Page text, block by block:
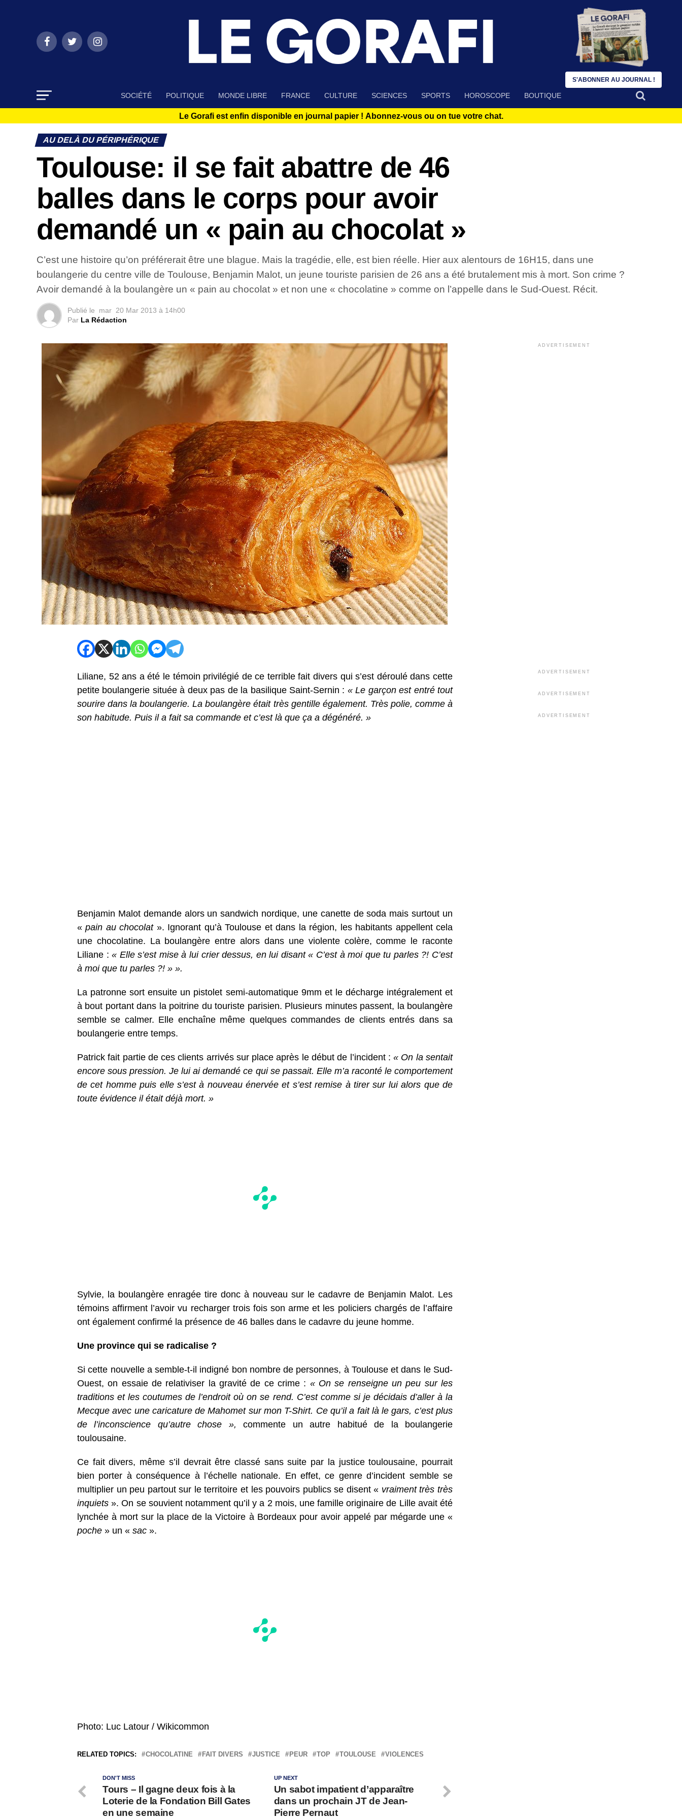
SOCIÉTÉ POLITIQUE MONDE LIBRE FRANCE CULTURE SCIENCES SPORTS HOROSCOPE BOUTIQUE
Le Gorafi est enfin disponible en journal papier ! Abonnez-vous ou on tue votre chat.
AU DELÀ DU PÉRIPHÉRIQUE
Toulouse: il se fait abattre de 46
balles dans le corps pour avoir
demandé un « pain au chocolat »
C’est une histoire qu’on préférerait être une blague. Mais la tragédie, elle, est bien réelle. Hier aux alentours de 16H15, dans une
boulangerie du centre ville de Toulouse, Benjamin Malot, un jeune touriste parisien de 26 ans a été brutalement mis à mort. Son crime ?
Avoir demandé à la boulangère un « pain au chocolat » et non une « chocolatine » comme on l’appelle dans le Sud-Ouest. Récit.
Publié le mar 20 Mar 2013 à 14h00
Par La Rédaction
Liliane, 52 ans a été le témoin privilégié de ce terrible fait divers qui s’est déroulé dans cette
petite boulangerie située à deux pas de la basilique Saint-Sernin : « Le garçon est entré tout
sourire dans la boulangerie. La boulangère était très gentille également. Très polie, comme à
son habitude. Puis il a fait sa commande et c’est là que ça a dégénéré. »
Benjamin Malot demande alors un sandwich nordique, une canette de soda mais surtout un
«pain au chocolat». Ignorant qu’à Toulouse et dans la région, les habitants appellent cela
une chocolatine. La boulangère entre alors dans une violente colère, comme le raconte
Liliane :« Elle s’est mise à lui crier dessus, en lui disant « C’est à moi que tu parles ?! C’est
à moi que tu parles ?! » ».
La patronne sort ensuite un pistolet semi-automatique 9mm et le décharge intégralement et
à bout portant dans la poitrine du touriste parisien. Plusieurs minutes passent, la boulangère
semble se calmer. Elle enchaîne même quelques commandes de clients entrés dans sa
boulangerie entre temps.
Patrick fait partie de ces clients arrivés sur place après le début de l’incident :« On la sentait
encore sous pression. Je lui ai demandé ce qui se passait. Elle m’a raconté le comportement
de cet homme puis elle s’est à nouveau énervée et s’est remise à tirer sur lui alors que de
toute évidence il était déjà mort. »
Sylvie, la boulangère enragée tire donc à nouveau sur le cadavre de Benjamin Malot. Les
témoins affirment l’avoir vu recharger trois fois son arme et les policiers chargés de l’affaire
ont également confirmé la présence de 46 balles dans le cadavre du jeune homme.
Une province qui se radicalise ?
Si cette nouvelle a semble-t-il indigné bon nombre de personnes, à Toulouse et dans le Sud-
Ouest, on essaie de relativiser la gravité de ce crime : « On se renseigne un peu sur les
traditions et les coutumes de l’endroit où on se rend. C’est comme si je décidais d’aller à la
Mecque avec une caricature de Mahomet sur mon T-Shirt. Ce qu’il a fait là le gars, c’est plus
de l’inconscience qu’autre chose », commente un autre habitué de la boulangerie
toulousaine.
Ce fait divers, même s’il devrait être classé sans suite par la justice toulousaine, pourrait
bien porter à conséquence à l’échelle nationale. En effet, ce genre d’incident semble se
multiplier un peu partout sur le territoire et les pouvoirs publics se disent « vraiment très très
inquiets ». On se souvient notamment qu’il y a 2 mois, une famille originaire de Lille avait été
lynchée à mort sur la place de la Victoire à Bordeaux pour avoir appelé par mégarde une «
poche » un « sac ».
Photo: Luc Latour / Wikicommon
RELATED TOPICS: CHOCOLATINE FAIT DIVERS JUSTICE PEUR TOP TOULOUSE VIOLENCES
UP NEXT
Un sabot impatient d’apparaître
dans un prochain JT de Jean-
Pierre Pernaut
DON'T MISS
Tours – Il gagne deux fois à la
Loterie de la Fondation Bill Gates
en une semaine
ADVERTISEMENT
ADVERTISEMENT
ADVERTISEMENT
ADVERTISEMENT
S'ABONNER AU JOURNAL !